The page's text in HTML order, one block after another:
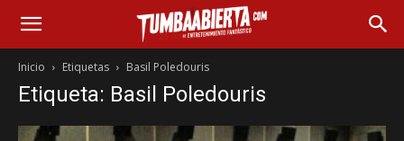
Inicio Etiquetas Basil Poledouris
Etiqueta: Basil Poledouris